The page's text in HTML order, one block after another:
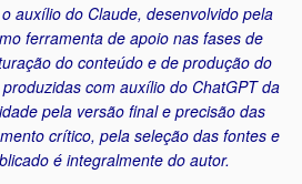
auxílio do Claude, desenvolvido pela
ferramenta de apoio nas fases de
do conteúdo e de produção do
com auxílio do ChatGPT da
pela versão final e precisão das
crítico, pela seleção das fontes e
é integralmente do autor.